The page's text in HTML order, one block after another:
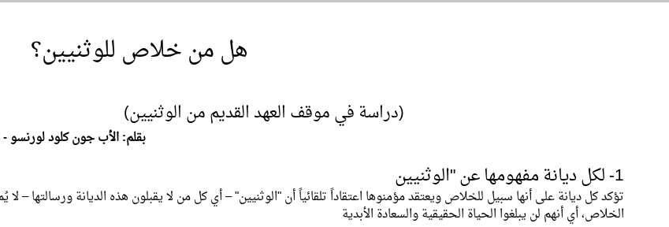
هل من خلاص للوثنيين؟
(دراسة في موقف العهد القديم من الوثنيين)
بقلم: الأب جون كلود لورنسو -
1- لكل ديانة مفهومها عن "الوثنيين
تؤكد كل ديانة على أنها سبيل للخلاص ويعتقد مؤمنوها اعتقاداً تلقائياً أن "الوثنيين" – أي كل من لا يقبلون هذه الديانة ورسالتها – لا
الخلاص، أي أنهم لن يبلغوا الحياة الحقيقية والسعادة الأبدية